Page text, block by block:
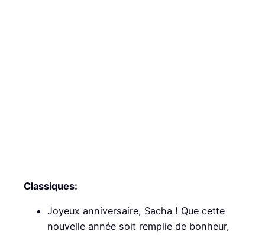
Classiques:
Joyeux anniversaire, Sacha ! Que cette
nouvelle année soit remplie de bonheur,